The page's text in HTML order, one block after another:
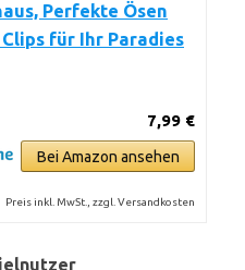
Perfekte Ösen
für Ihr Paradies
7,99 €
Bei Amazon ansehen
Preis inkl. MwSt., zzgl. Versandkosten